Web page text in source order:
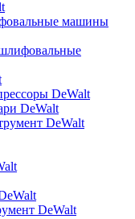
машины
DeWalt
DeWalt
DeWalt
DeWalt